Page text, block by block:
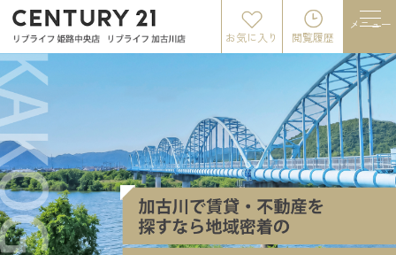
お気に入り 閲覧履歴
メニュー